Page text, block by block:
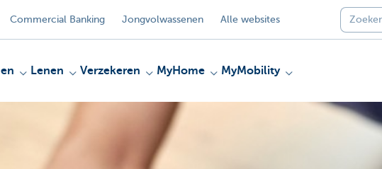
Commercial Banking Jongvolwassenen Alle websites
Lenen Verzekeren MyHome MyMobility